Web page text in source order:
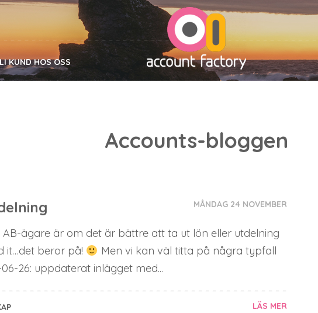
KUND HOS OSS
Accounts-bloggen
MÅNDAG 24 NOVEMBER
ägare är om det är bättre att ta ut lön eller utdelning
it…det beror på!
Men vi kan väl titta på några typfall
26: uppdaterat inlägget med...
LÄS MER